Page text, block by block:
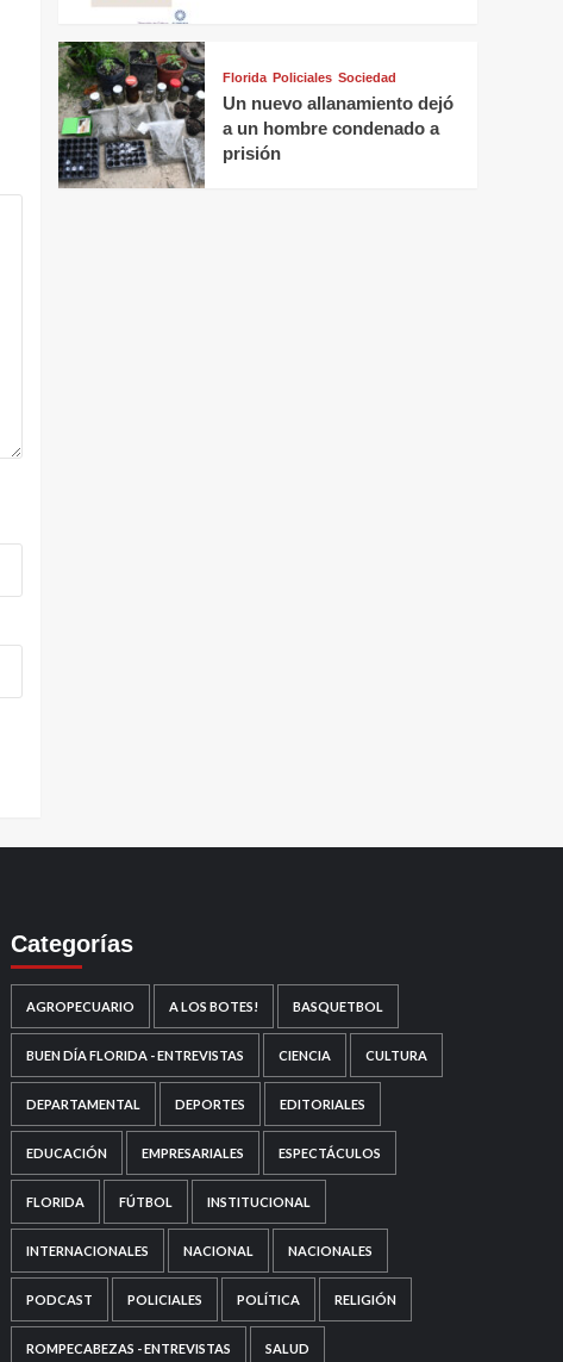
Florida Policiales Sociedad
Un nuevo allanamiento dejó
a un hombre condenado a
prisión
Categorías
AGROPECUARIO A LOS BOTES! BASQUETBOL
BUEN DÍA FLORIDA - ENTREVISTAS CIENCIA CULTURA
DEPARTAMENTAL DEPORTES EDITORIALES
EDUCACIÓN EMPRESARIALES ESPECTÁCULOS
FLORIDA FÚTBOL INSTITUCIONAL
INTERNACIONALES NACIONAL NACIONALES
PODCAST POLICIALES POLÍTICA RELIGIÓN
ROMPECABEZAS - ENTREVISTAS SALUD